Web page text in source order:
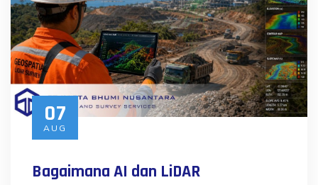
07
AUG
Bagaimana AI dan LiDAR